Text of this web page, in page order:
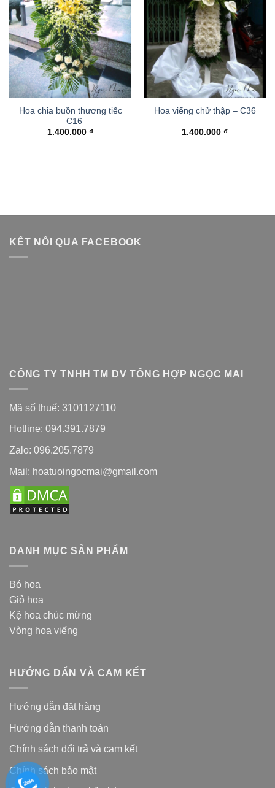
Hoa chia buồn thương tiếc
– C16
1.400.000 ₫
Hoa viếng chử thập – C36
1.400.000 ₫
KẾT NỐI QUA FACEBOOK
CÔNG TY TNHH TM DV TỔNG HỢP NGỌC MAI
Mã số thuế: 3101127110
Hotline: 094.391.7879
Zalo: 096.205.7879
Mail: hoatuoingocmai@gmail.com
DANH MỤC SẢN PHẨM
Bó hoa
Giỏ hoa
Kệ hoa chúc mừng
Vòng hoa viếng
HƯỚNG DẨN VÀ CAM KẾT
Hướng dẫn đặt hàng
Hướng dẫn thanh toán
Chính sách đổi trả và cam kết
Chính sách bảo mật